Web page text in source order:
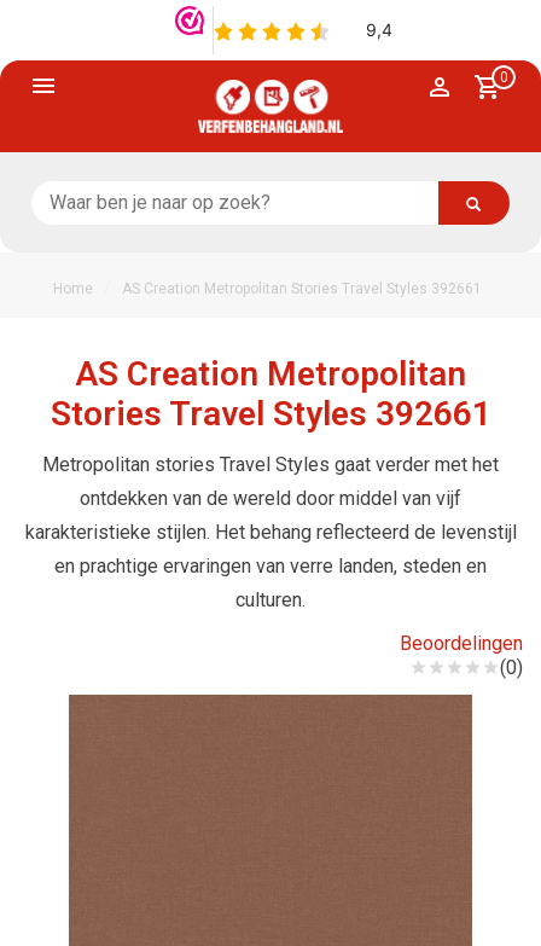
0
Home AS Creation Metropolitan Stories Travel Styles 392661
AS Creation Metropolitan
Stories Travel Styles 392661
Metropolitan stories Travel Styles gaat verder met het
ontdekken van de wereld door middel van vijf
karakteristieke stijlen. Het behang reflecteerd de levenstijl
en prachtige ervaringen van verre landen, steden en
culturen.
Beoordelingen
(0)